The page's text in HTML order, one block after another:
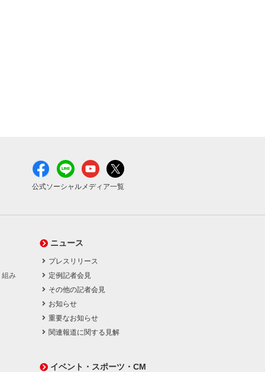
公式ソーシャルメディア一覧
組み
ニュース
プレスリリース
定例記者会見
その他の記者会見
お知らせ
重要なお知らせ
関連報道に関する見解
イベント・スポーツ・CM